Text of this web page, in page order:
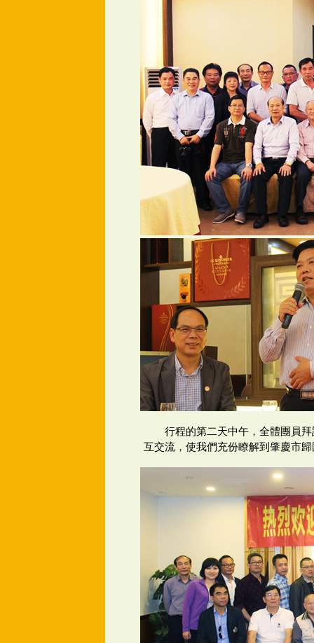
行程的第二天中午，全體團員
互交流，使我們充份瞭解到肇慶市